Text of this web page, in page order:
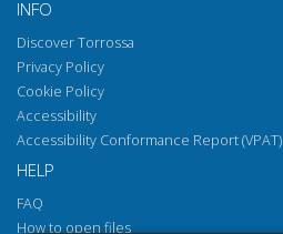
INFO
Discover Torrossa
Privacy Policy
Cookie Policy
Accessibility
Accessibility Conformance Report (VPAT)
HELP
FAQ
How to open files